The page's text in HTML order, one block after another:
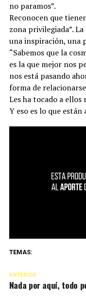
no paramos”.
Reconocen que
zona privilegiada”.
una inspiración, una
“Sabemos que la
es la que mejor nos
nos está pasando
forma de
Les ha tocado a
Y eso es lo que
TEMAS:
ANTERIOR
Nada por aquí, todo